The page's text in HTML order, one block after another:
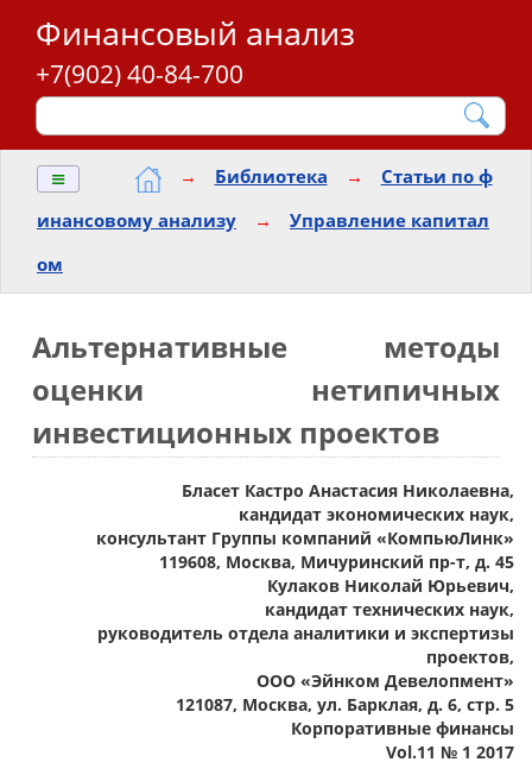
Финансовый анализ
+7(902) 40-84-700
≡ → Библиотека →
Статьи по ф
инансовому анализу
→
Управление капитал
ом
Альтернативные методы
оценки нетипичных
инвестиционных проектов
Бласет Кастро Анастасия Николаевна,
кандидат экономических наук,
консультант Группы компаний «КомпьюЛинк»
119608, Москва, Мичуринский пр-т, д. 45
Кулаков Николай Юрьевич,
кандидат технических наук,
руководитель отдела аналитики и экспертизы
проектов,
ООО «Эйнком Девелопмент»
121087, Москва, ул. Барклая, д. 6, стр. 5
Корпоративные финансы
Vol.11 № 1 2017